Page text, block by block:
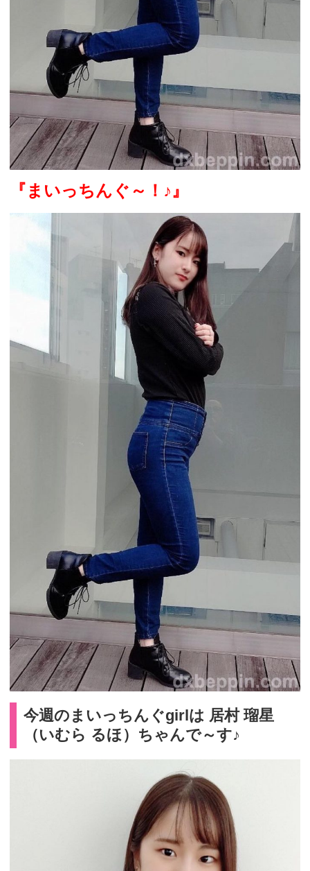
『まいっちんぐ～！ ♪』
今週のまいっちんぐgirlは 居村 瑠星
（いむら るほ）ちゃんで～す♪